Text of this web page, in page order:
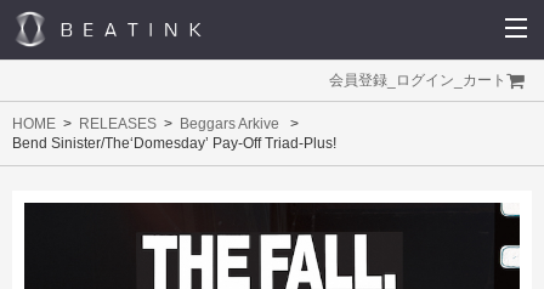
会員登録 ログイン カート
HOME RELEASES
Beggars Arkive
Bend Sinister/The‘Domesday’ Pay-Off Triad-Plus!